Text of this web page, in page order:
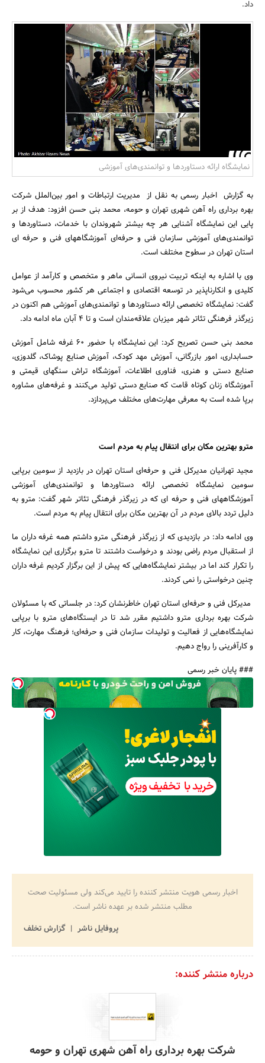
مسکن و ساختمان
جستجو
داد.
نمایشگاه ارائه دستاوردها و توانمندی‌های آموزشی
به گزارش اخبار رسمی به نقل از مدیریت ارتباطات و امور بین‌الملل شرکت
بهره برداری راه آهن شهری تهران و حومه، محمد بنی حسن افزود: هدف از بر
پایی این نمایشگاه آشنایی هر چه بیشتر شهروندان با خدمات، دستاوردها و
توانمندی‌های آموزشی سازمان فنی و حرفه‌ای آموزشگاههای فنی و حرفه ای
استان تهران در سطوح مختلف است.
وی با اشاره به اینکه تربیت نیروی انسانی ماهر و متخصص و کارآمد از عوامل
کلیدی و انکارناپذیر در توسعه اقتصادی و اجتماعی هر کشور محسوب می‌شود
گفت: نمایشگاه تخصصی ارائه دستاوردها و توانمندی‌های آموزشی هم اکنون در
زیرگذر فرهنگی تئاتر شهر میزبان علاقه‌مندان است و تا 4 آبان ماه ادامه داد.
محمد بنی حسن تصریح کرد: این نمایشگاه با حضور 60 غرفه شامل آموزش
حسابداری، امور بازرگانی، آموزش مهد کودک، آموزش صنایع پوشاک، گلدوزی،
صنایع دستی و هنری، فناوری اطلاعات، آموزشگاه تراش سنگهای قیمتی و
آموزشگاه زنان کوتاه قامت که صنایع دستی تولید می‌کنند و غرفه‌های مشاوره
برپا شده است به معرفی مهارت‌های مختلف می‌پردازد.
مترو بهترین مکان برای انتقال پیام به مردم است
مجید تهرانیان مدیرکل فنی و حرفه‌ای استان تهران در بازدید از سومین برپایی
سومین نمایشگاه تخصصی ارائه دستاوردها و توانمندی‌های آموزشی
آموزشگاههای فنی و حرفه ای که در زیرگذر فرهنگی تئاتر شهر گفت: مترو به
دلیل تردد بالای مردم در آن بهترین مکان برای انتقال پیام به مردم است.
وی ادامه داد: در بازدیدی که از زیرگذر فرهنگی مترو داشتم همه غرفه داران ما
از استقبال مردم راضی بودند و درخواست داشتند تا مترو برگزاری این نمایشگاه
را تکرار کند اما در بیشتر نمایشگاه‌هایی که پیش از این برگزار کردیم غرفه داران
چنین درخواستی را نمی کردند.
مدیرکل فنی و حرفه‌ای استان تهران خاطرنشان کرد: در جلساتی که با مسئولان
شرکت بهره برداری مترو داشتیم مقرر شد تا در ایستگاه‌های مترو با برپایی
نمایشگاه‌هایی از فعالیت و تولیدات سازمان فنی و حرفه‌ای؛ فرهنگ مهارت، کار
و کارآفرینی را رواج دهیم.
### پایان خبر رسمی
اخبار رسمی هویت منتشر کننده را تایید می‌کند ولی مسئولیت صحت
مطلب منتشر شده بر عهده ناشر است.
پروفایل ناشر
گزارش تخلف
درباره منتشر کننده:
شرکت بهره برداری راه آهن شهری تهران و حومه